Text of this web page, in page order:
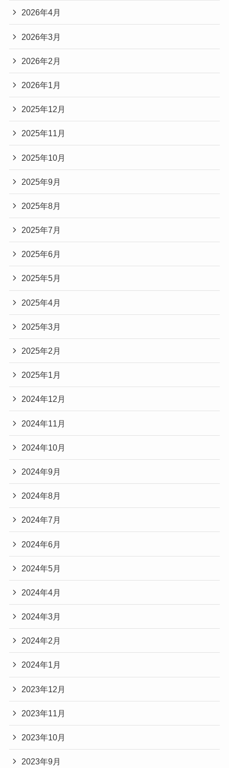
2026年4月
2026年3月
2026年2月
2026年1月
2025年12月
2025年11月
2025年10月
2025年9月
2025年8月
2025年7月
2025年6月
2025年5月
2025年4月
2025年3月
2025年2月
2025年1月
2024年12月
2024年11月
2024年10月
2024年9月
2024年8月
2024年7月
2024年6月
2024年5月
2024年4月
2024年3月
2024年2月
2024年1月
2023年12月
2023年11月
2023年10月
2023年9月